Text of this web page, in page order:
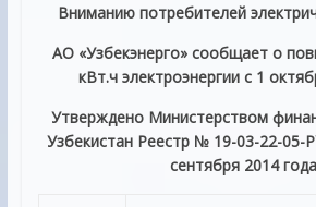
Вниманию потребителей
АО «Узбекэнерго» сообщает о
кВт.ч электроэнергии с 1
Утверждено Министерством
Узбекистан Реестр № 19-03-22-05-
сентября 2014 года